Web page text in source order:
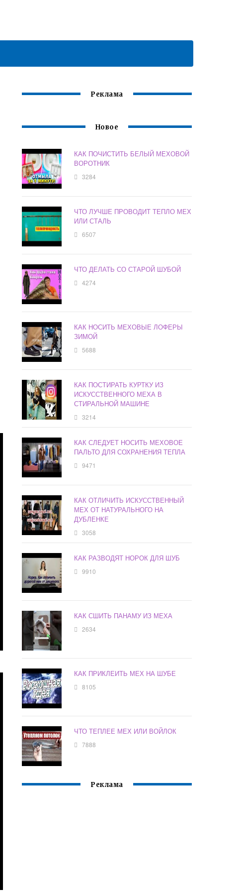
Реклама
Новое
КАК ПОЧИСТИТЬ БЕЛЫЙ МЕХОВОЙ
ВОРОТНИК
3284
ЧТО ЛУЧШЕ ПРОВОДИТ ТЕПЛО МЕХ
ИЛИ СТАЛЬ
6507
ЧТО ДЕЛАТЬ СО СТАРОЙ ШУБОЙ
4274
КАК НОСИТЬ МЕХОВЫЕ ЛОФЕРЫ
ЗИМОЙ
5688
КАК ПОСТИРАТЬ КУРТКУ ИЗ
ИСКУССТВЕННОГО МЕХА В
СТИРАЛЬНОЙ МАШИНЕ
3214
КАК СЛЕДУЕТ НОСИТЬ МЕХОВОЕ
ПАЛЬТО ДЛЯ СОХРАНЕНИЯ ТЕПЛА
9471
КАК ОТЛИЧИТЬ ИСКУССТВЕННЫЙ
МЕХ ОТ НАТУРАЛЬНОГО НА
ДУБЛЕНКЕ
3058
КАК РАЗВОДЯТ НОРОК ДЛЯ ШУБ
9910
КАК СШИТЬ ПАНАМУ ИЗ МЕХА
2634
КАК ПРИКЛЕИТЬ МЕХ НА ШУБЕ
8105
ЧТО ТЕПЛЕЕ МЕХ ИЛИ ВОЙЛОК
7888
Реклама